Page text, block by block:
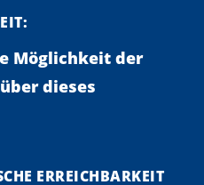
Möglichkeit der
dieses
ERREICHBARKEIT